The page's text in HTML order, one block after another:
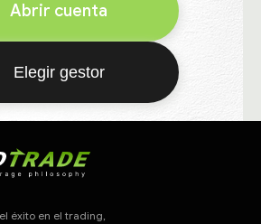
Abrir cuenta
Elegir gestor
éxito en el trading,